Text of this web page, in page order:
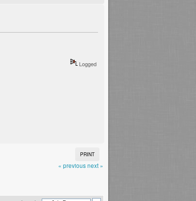
Logged
PRINT
« previous next »